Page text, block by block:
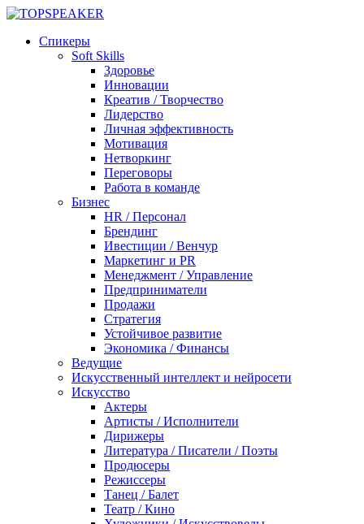
Спикеры
Soft Skills
Здоровье
Инновации
Креатив / Творчество
Лидерство
Личная эффективность
Мотивация
Нетворкинг
Переговоры
Работа в команде
Бизнес
HR / Персонал
Брендинг
Ивестиции / Венчур
Маркетинг и PR
Менеджмент / Управление
Предприниматели
Продажи
Стратегия
Устойчивое развитие
Экономика / Финансы
Ведущие
Искусственный интеллект и нейросети
Искусство
Актеры
Артисты / Исполнители
Дирижеры
Литература / Писатели / Поэты
Продюсеры
Режиссеры
Танец / Балет
Театр / Кино